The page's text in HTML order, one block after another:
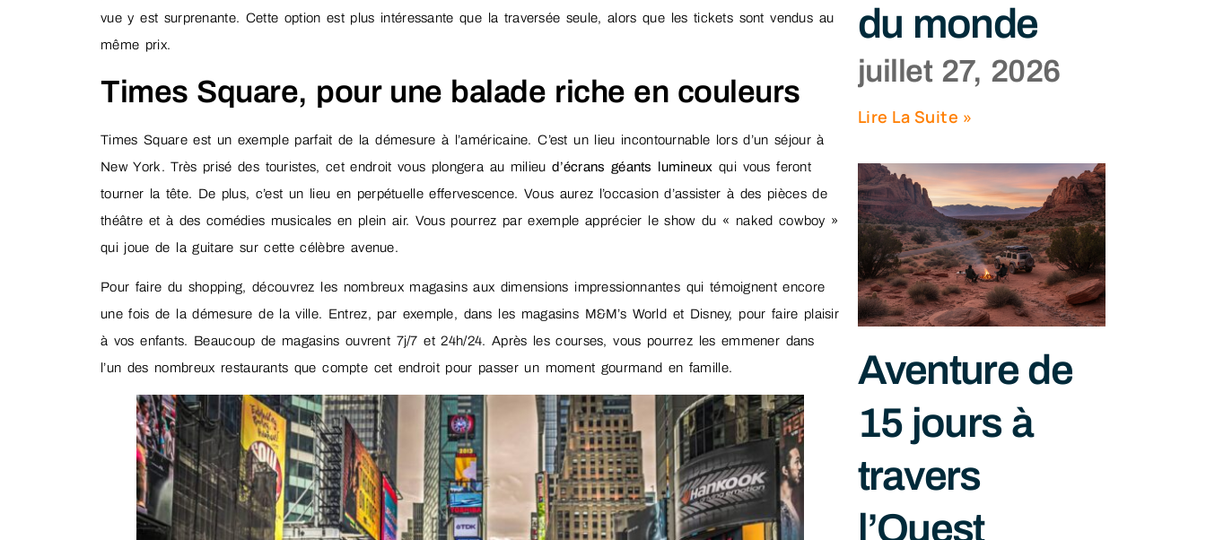
vue y est surprenante. Cette option est plus intéressante que la traversée seule, alors que les tickets sont vendus au
même prix.
Times Square, pour une balade riche en couleurs
Times Square est un exemple parfait de la démesure à l’américaine. C’est un lieu incontournable lors d’un séjour à
New York. Très prisé des touristes, cet endroit vous plongera au milieu d’écrans géants lumineux qui vous feront
tourner la tête. De plus, c’est un lieu en perpétuelle effervescence. Vous aurez l’occasion d’assister à des pièces de
théâtre et à des comédies musicales en plein air. Vous pourrez par exemple apprécier le show du « naked cowboy »
qui joue de la guitare sur cette célèbre avenue.
Pour faire du shopping, découvrez les nombreux magasins aux dimensions impressionnantes qui témoignent encore
une fois de la démesure de la ville. Entrez, par exemple, dans les magasins M&M’s World et Disney, pour faire plaisir
à vos enfants. Beaucoup de magasins ouvrent 7j/7 et 24h/24. Après les courses, vous pourrez les emmener dans
l’un des nombreux restaurants que compte cet endroit pour passer un moment gourmand en famille.
du monde
juillet 27, 2026
Lire La Suite »
Aventure de
15 jours à
travers
l’Ouest